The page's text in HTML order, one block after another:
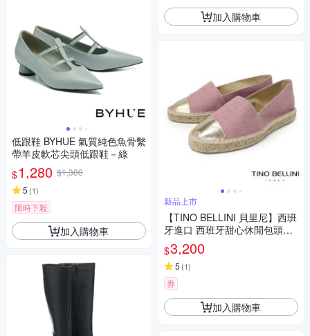
低跟鞋 BYHUE 氣質純色魚骨繫
帶羊皮軟芯尖頭低跟鞋－綠
$1,280 $1,380
5 (1)
限時下殺
加入購物車
加入購物車
新品上市
【TINO BELLINI 貝里尼】西班
牙進口 西班牙甜心休閒包頭平
底麻底鞋草編鞋 FZCV009-7
(金+粉紅色)
$3,200
5 (1)
券
加入購物車